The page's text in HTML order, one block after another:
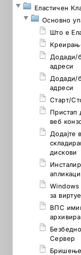
Еластичен
Основно
Што е
Додади/
адреси
Додади/
адреси
Старт/
Пристап
веб
Додајте
дискови
за
ВПС
Сервер
Бришење